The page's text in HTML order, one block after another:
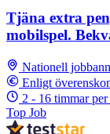
Tjäna extra
mobilspel.
Nationell
Enligt
2 - 16 timmar per
Top Job